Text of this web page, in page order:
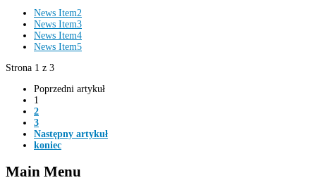
News Item2
News Item3
News Item4
News Item5
Strona 1 z 3
Poprzedni artykuł
1
2
3
Następny artykuł
koniec
Main Menu